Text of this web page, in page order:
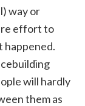
way or
effort to
happened.
will hardly
them as